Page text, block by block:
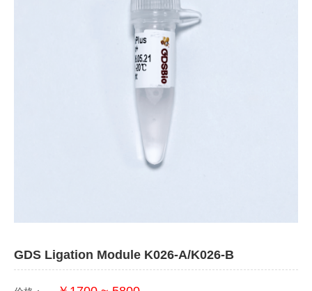
GDS Ligation Module K026-A/K026-B